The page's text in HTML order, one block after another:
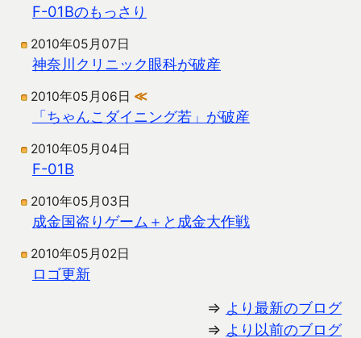
F-01Bのもっさり
2010年05月07日
神奈川クリニック眼科が破産
2010年05月06日 ≪
「ちゃんこダイニング若」が破産
2010年05月04日
F-01B
2010年05月03日
成金国盗りゲーム＋と成金大作戦
2010年05月02日
ロゴ更新
⇒ より最新のブログ
⇒ より以前のブログ